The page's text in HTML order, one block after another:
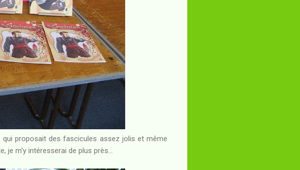
qui proposait des fascicules assez jolis et même
je m'y intéresserai de plus près...